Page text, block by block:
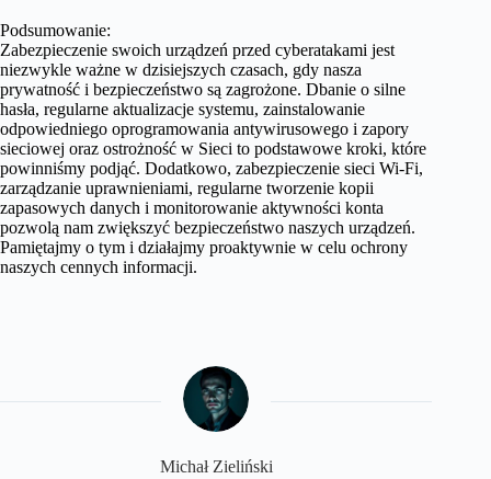
Podsumowanie:
Zabezpieczenie swoich urządzeń przed cyberatakami jest
niezwykle ważne w dzisiejszych czasach, gdy nasza
prywatność i bezpieczeństwo są zagrożone. Dbanie o silne
hasła, regularne aktualizacje systemu, zainstalowanie
odpowiedniego oprogramowania antywirusowego i zapory
sieciowej oraz ostrożność w Sieci to podstawowe kroki, które
powinniśmy podjąć. Dodatkowo, zabezpieczenie sieci Wi-Fi,
zarządzanie uprawnieniami, regularne tworzenie kopii
zapasowych danych i monitorowanie aktywności konta
pozwolą nam zwiększyć bezpieczeństwo naszych urządzeń.
Pamiętajmy o tym i działajmy proaktywnie w celu ochrony
naszych cennych informacji.
Michał Zieliński